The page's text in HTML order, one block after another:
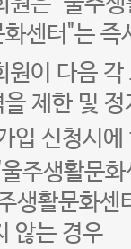
센터"는 즉
원이 다음
제한 및
입 신청시에
주생활문화
생활문화센
않는 경우